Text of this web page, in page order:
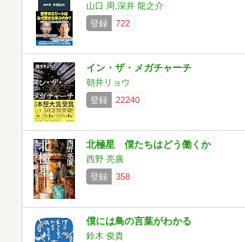
山口 周,深井 龍之介
登録
722
イン・ザ・メガチャーチ
朝井リョウ
登録
22240
北極星 僕たちはどう働くか
西野 亮廣
登録
358
僕には鳥の言葉がわかる
鈴木 俊貴